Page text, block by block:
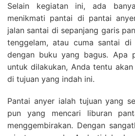
Selain kegiatan ini, ada
menikmati pantai di pantai
jalan santai di sepanjang garis
tenggelam, atau cuma santai
dengan buku yang bagus. Apa
untuk dilakukan, Anda tentu
di tujuan yang indah ini.
Pantai anyer ialah tujuan yang
pun yang mencari liburan
menggembirakan. Dengan